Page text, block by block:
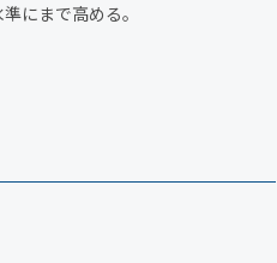
にまで高める。